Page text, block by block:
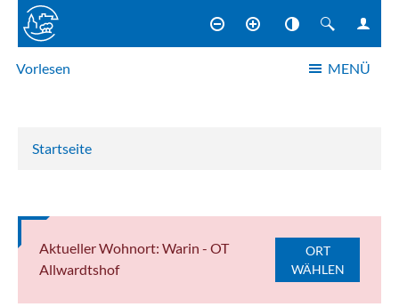
Vorlesen MENÜ
NAVIGATION
Startseite
Aktueller Wohnort: Warin - OT
Allwardtshof
ORT
WÄHLEN